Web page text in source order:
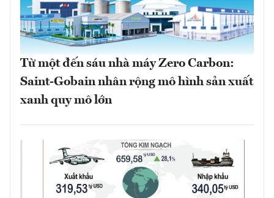
Từ một đến sáu nhà máy Zero Carbon:
Saint-Gobain nhân rộng mô hình sản xuất
xanh quy mô lớn